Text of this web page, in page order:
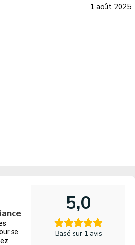
1 août 2025
se
5,0
Basé sur 1 avis